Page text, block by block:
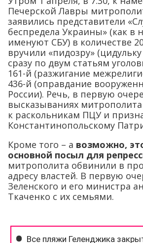
Печерской Лавры
заявились представители
беспредела Украины» (как в
именуют СБУ) в количестве
вручили «пидозру»
сразу по двум статьям
161-й (разжигание
436-й (оправдание
России). Речь, в первую
высказываниях
к раскольникам ПЦУ и
Константинопольскому
Кроме того – а возможно,
основной посыл для
митрополита обвинили в
адресу властей. В первую
Зеленского и его министра
Ткаченко с их семьями.